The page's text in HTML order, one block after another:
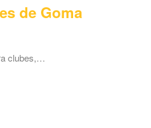
de Goma
clubes,…